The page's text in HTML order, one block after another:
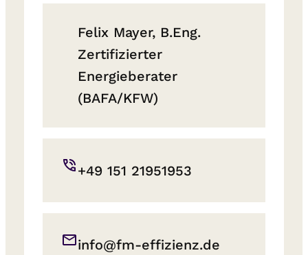
Felix Mayer, B.Eng.
Zertifizierter
Energieberater
(BAFA/KFW)
+49 151 21951953
info@fm-effizienz.de